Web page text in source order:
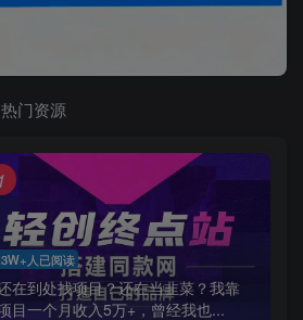
热门资源
人已阅读
在到处找项目？还在当韭菜？我靠
目一个月收入5万+，曾经我也...